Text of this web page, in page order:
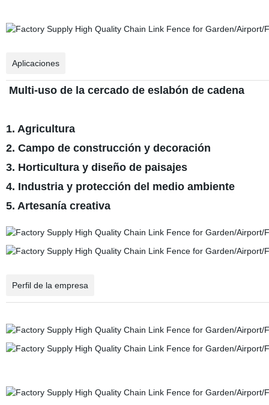
Aplicaciones
Multi-uso de la cercado de eslabón de cadena
1. Agricultura
2. Campo de construcción y decoración
3. Horticultura y diseño de paisajes
4. Industria y protección del medio ambiente
5. Artesanía creativa
Perfil de la empresa